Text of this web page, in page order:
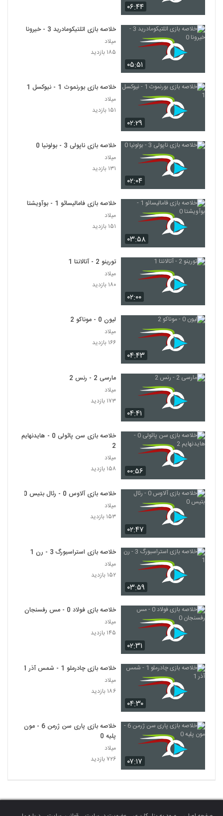
۰۶:۴۴
۰۵:۵۱
خلاصه بازی اتلتیکومادرید 3 - خیرونا 0
میلاد
۱۸۵ بازدید
۰۲:۲۹
خلاصه بازی بورنموث 1 - نیوکسل 1
میلاد
۱۵۱ بازدید
۰۲:۰۴
خلاصه بازی ناپولی 3 - بولونیا 0
میلاد
۱۳۱ بازدید
۰۳:۵۸
خلاصه بازی فامالیسائو 1 - بوآویشتا 0
میلاد
۱۵۱ بازدید
۰۲:۰۰
تورینو 2 - آتالانتا 1
میلاد
۱۸۰ بازدید
۰۴:۴۳
لیون 0 - موناکو 2
میلاد
۱۶۶ بازدید
۰۴:۴۱
مارسی 2 - رنس 2
میلاد
۱۷۳ بازدید
۰۰:۵۶
خلاصه بازی سن پائولی 0 - هایدنهایم
2
میلاد
۱۵۸ بازدید
۰۲:۴۷
خلاصه بازی آلاوس 0 - رئال بتیس 0
میلاد
۱۵۳ بازدید
۰۳:۵۹
خلاصه بازی استراسبورگ 3 - رن 1
میلاد
۱۵۲ بازدید
۰۲:۳۱
خلاصه بازی فولاد 0 - مس رفسنجان 0
میلاد
۱۴۵ بازدید
۰۴:۳۰
خلاصه بازی چادرملو 1 - شمس آذر 1
میلاد
۱۸۶ بازدید
۰۷:۱۷
خلاصه بازی پاری سن ژرمن 6 - مون
پلیه 0
میلاد
۷۲۶ بازدید